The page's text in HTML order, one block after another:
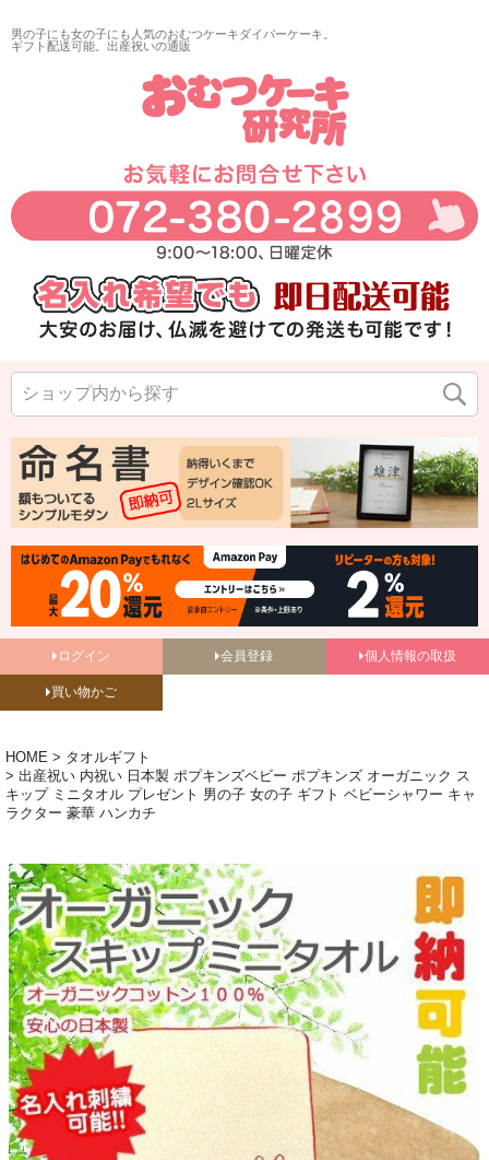
男の子にも女の子にも人気のおむつケーキダイパーケーキ。
ギフト配送可能。出産祝いの通販
ログイン 会員登録 個人情報の取扱
買い物かご
HOME
タオルギフト
出産祝い 内祝い 日本製 ポプキンズベビー ポプキンズ オーガニック ス
キップ ミニタオル プレゼント 男の子 女の子 ギフト ベビーシャワー キャ
ラクター 豪華 ハンカチ